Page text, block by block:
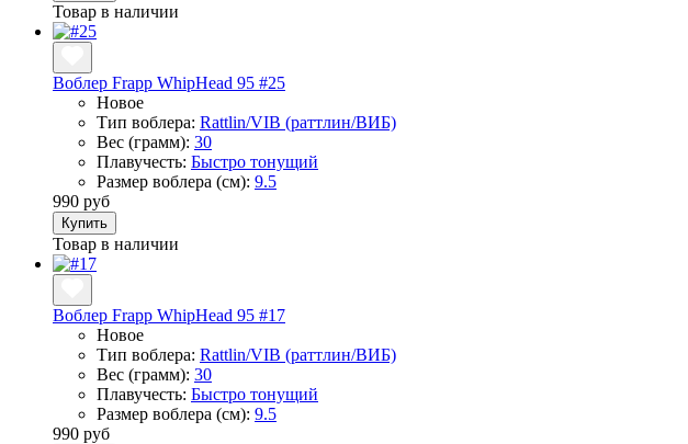
Товар в наличии
Воблер Frapp WhipHead 95 #25
Новое
Тип воблера: Rattlin/VIB (раттлин/ВИБ)
Вес (грамм): 30
Плавучесть: Быстро тонущий
Размер воблера (см): 9.5
990 руб
Купить
Товар в наличии
Воблер Frapp WhipHead 95 #17
Новое
Тип воблера: Rattlin/VIB (раттлин/ВИБ)
Вес (грамм): 30
Плавучесть: Быстро тонущий
Размер воблера (см): 9.5
990 руб